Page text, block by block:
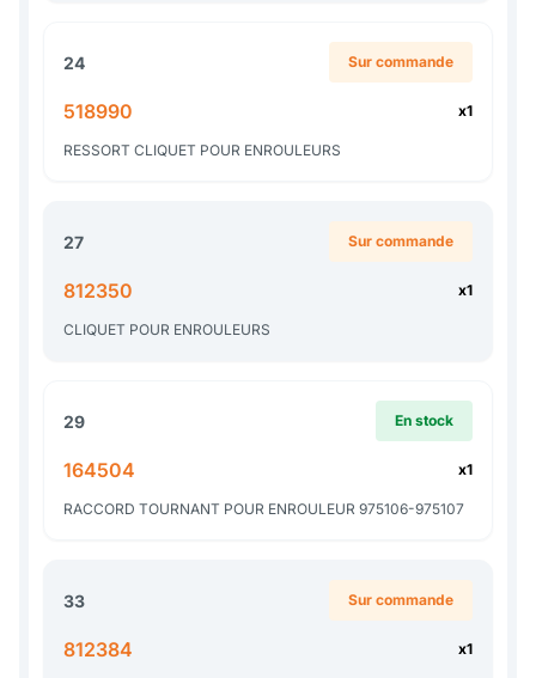
24 Sur commande
518990 x1
RESSORT CLIQUET POUR ENROULEURS
27 Sur commande
812350 x1
CLIQUET POUR ENROULEURS
29 En stock
164504 x1
RACCORD TOURNANT POUR ENROULEUR 975106-975107
33 Sur commande
812384 x1